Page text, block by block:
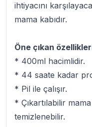
ihtiyacını
mama kabıdır.
Öne çıkan
* 400ml hacimlidir.
* 44 saate kadar
* Pil ile çalışır.
* Çıkartılabilir
temizlenebilir.